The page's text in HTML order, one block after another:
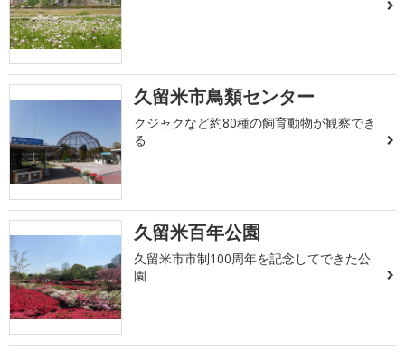
久留米市鳥類センター
クジャクなど約80種の飼育動物が観察でき
る
久留米百年公園
久留米市市制100周年を記念してできた公
園